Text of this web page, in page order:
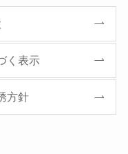
く表示
方針